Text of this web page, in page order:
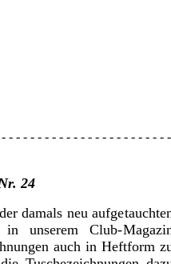
- - - - - - - - - - - - - - - - -
24
damals neu
unserem Club-
auch in Heftform